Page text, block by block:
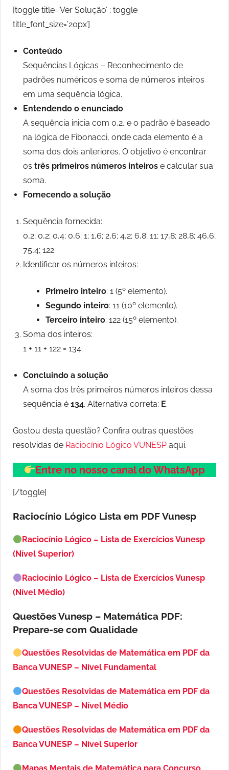
[toggle title=’Ver Solução’ ; toggle
title_font_size=’20px’]
Conteúdo
Sequências Lógicas – Reconhecimento de
padrões numéricos e soma de números inteiros
em uma sequência lógica.
Entendendo o enunciado
A sequência inicia com 0,2, e o padrão é baseado
na lógica de Fibonacci, onde cada elemento é a
soma dos dois anteriores. O objetivo é encontrar
os três primeiros números inteiros e calcular sua
soma.
Fornecendo a solução
Sequência fornecida:
0,2; 0,2; 0,4; 0,6; 1; 1,6; 2,6; 4,2; 6,8; 11; 17,8; 28,8; 46,6;
75,4; 122.
Identificar os números inteiros:
Primeiro inteiro: 1 (5º elemento).
Segundo inteiro: 11 (10º elemento).
Terceiro inteiro: 122 (15º elemento).
Soma dos inteiros:
1 + 11 + 122 = 134.
Concluindo a solução
A soma dos três primeiros números inteiros dessa
sequência é 134. Alternativa correta: E.
Gostou desta questão? Confira outras questões
resolvidas de Raciocínio Lógico VUNESP aqui.
Entre no nosso canal do WhatsApp
[/toggle]
Raciocínio Lógico Lista em PDFVunesp
Raciocínio Lógico – Lista de Exercícios Vunesp
(Nível Superior)
Raciocínio Lógico – Lista de Exercícios Vunesp
(Nível Médio)
Questões Vunesp – Matemática PDF:
Prepare-se com Qualidade
Questões Resolvidas de Matemática em PDF da
Banca VUNESP – Nível Fundamental
Questões Resolvidas de Matemática em PDF da
Banca VUNESP – Nível Médio
Questões Resolvidas de Matemática em PDF da
Banca VUNESP – Nível Superior